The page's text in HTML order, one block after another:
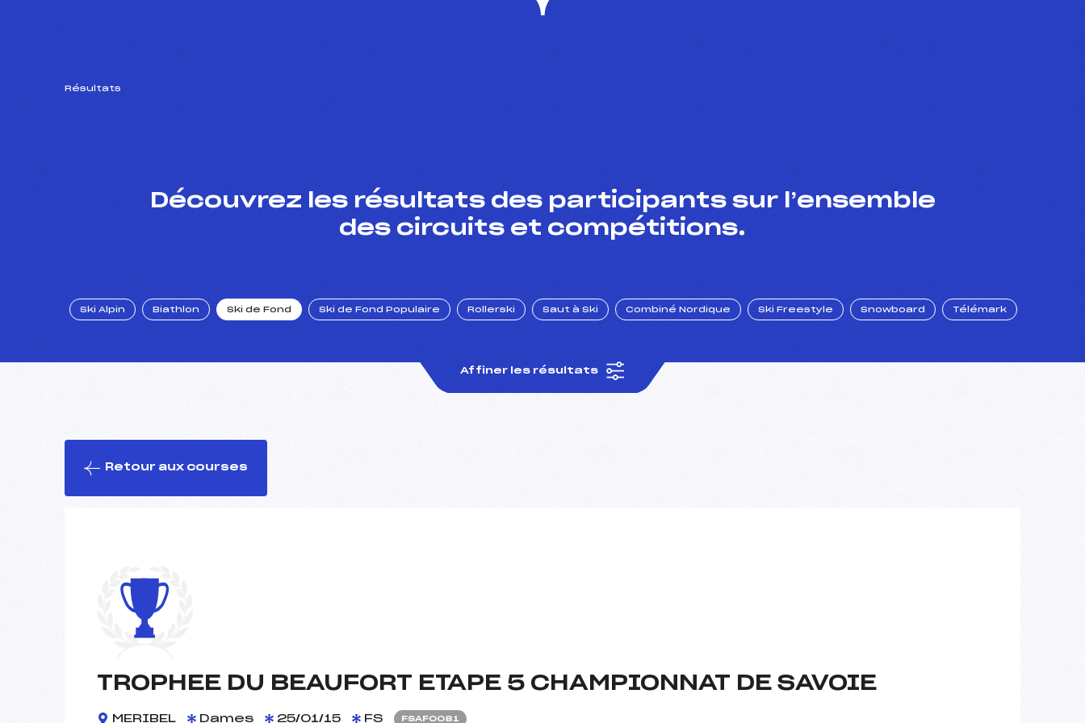
Résultats
Découvrez les résultats des participants sur l’ensemble
des circuits et compétitions.
Ski Alpin Biathlon Ski de Fond Ski de Fond Populaire Rollerski Saut à Ski Combiné Nordique Ski Freestyle Snowboard Télémark
Affiner les résultats
Retour aux courses
TROPHEE DU BEAUFORT ETAPE 5 CHAMPIONNAT DE SAVOIE
MERIBEL Dames 25/01/15 FS FSAF0081